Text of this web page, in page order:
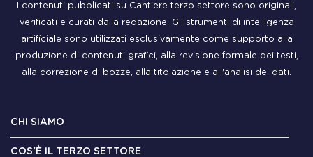
I contenuti pubblicati su Cantiere terzo settore sono originali,
verificati e curati dalla redazione. Gli strumenti di intelligenza
artificiale sono utilizzati esclusivamente come supporto alla
produzione di contenuti grafici, alla revisione formale dei testi,
alla correzione di bozze, alla titolazione e all'analisi dei dati.
CHI SIAMO
COS'È IL TERZO SETTORE